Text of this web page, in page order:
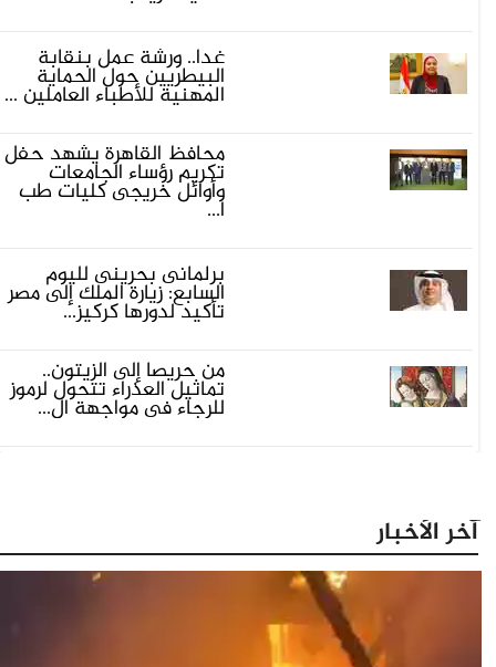
غدا.. ورشة عمل بنقابة
البيطريين حول الحماية
المهنية للأطباء العاملين ...
محافظ القاهرة يشهد حفل
تكريم رؤساء الجامعات
وأوائل خريجى كليات طب
ا...
برلمانى بحرينى لليوم
السابع: زيارة الملك إلى مصر
تأكيد لدورها كركيز...
من حريصا إلى الزيتون..
تماثيل العذراء تتحول لرموز
للرجاء فى مواجهة ال...
آخر الأخبار